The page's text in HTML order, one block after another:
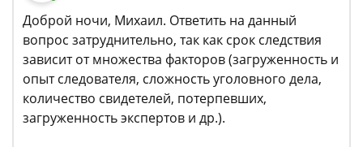
Доброй ночи, Михаил. Ответить на данный
вопрос затруднительно, так как срок следствия
зависит от множества факторов (загруженность и
опыт следователя, сложность уголовного дела,
количество свидетелей, потерпевших,
загруженность экспертов и др.).